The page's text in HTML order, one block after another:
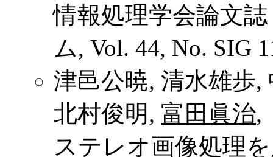
情報処理学会論文
ム, Vol. 44, No. SIG
津邑公暁, 清水雄歩,
北村俊明, 富田眞治,
ステレオ画像処理